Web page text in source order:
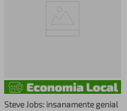
Steve Jobs: insanamente genial